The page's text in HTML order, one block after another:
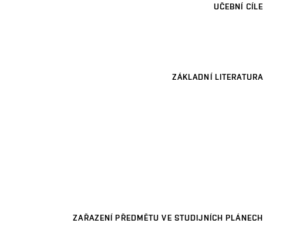
UČEBNÍ CÍLE
ZÁKLADNÍ LITERATURA
ZAŘAZENÍ PŘEDMĚTU VE STUDIJNÍCH PLÁNECH